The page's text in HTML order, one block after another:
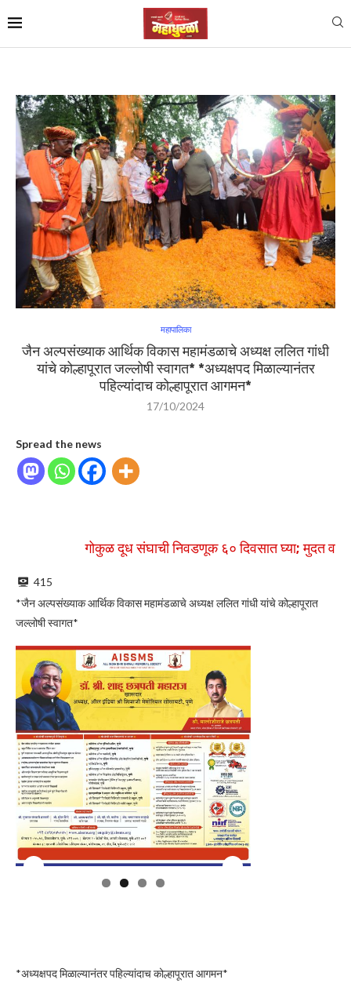
महापालिका
जैन अल्पसंख्याक आर्थिक विकास महामंडळाचे अध्यक्ष ललित गांधी
यांचे कोल्हापूरात जल्लोषी स्वागत* *अध्यक्षपद मिळाल्यानंतर
पहिल्यांदाच कोल्हापूरात आगमन*
17/10/2024
Spread the news
गोकुळ दूध संघाची निवडणूक ६० दिवसात घ्या; मुदत
415
*जैन अल्पसंख्याक आर्थिक विकास महामंडळाचे अध्यक्ष ललित गांधी यांचे कोल्हापूरात
जल्लोषी स्वागत*
*अध्यक्षपद मिळाल्यानंतर पहिल्यांदाच कोल्हापूरात आगमन*